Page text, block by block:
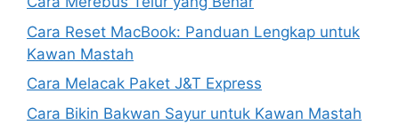
Cara Reset MacBook: Panduan Lengkap untuk
Kawan Mastah
Cara Melacak Paket J&T Express
Cara Bikin Bakwan Sayur untuk Kawan Mastah